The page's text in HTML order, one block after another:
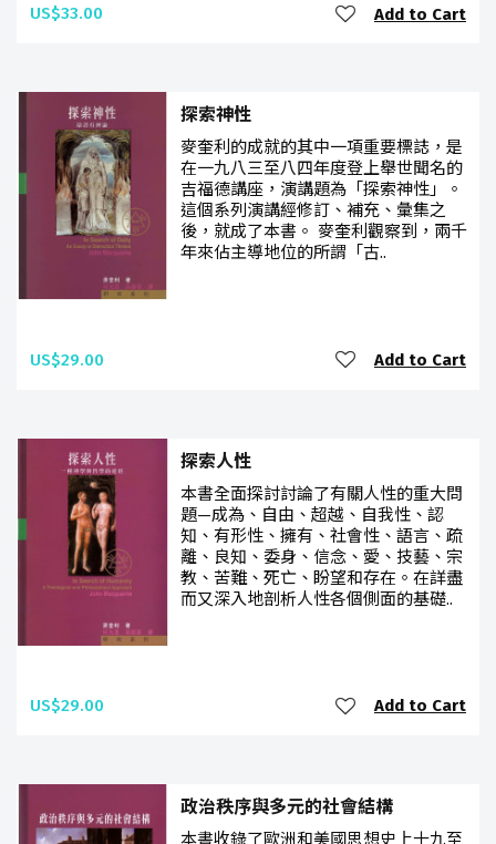
US$33.00 Add to Cart
探索神性
麥奎利的成就的其中一項重要標誌，是
在一九八三至八四年度登上舉世聞名的
吉福德講座，演講題為「探索神性」。
這個系列演講經修訂、補充、彙集之
後，就成了本書。 麥奎利觀察到，兩千
年來佔主導地位的所謂「古..
US$29.00 Add to Cart
探索人性
本書全面探討討論了有關人性的重大問
題—成為、自由、超越、自我性、認
知、有形性、擁有、社會性、語言、疏
離、良知、委身、信念、愛、技藝、宗
教、苦難、死亡、盼望和存在。在詳盡
而又深入地剖析人性各個側面的基礎..
US$29.00 Add to Cart
政治秩序與多元的社會結構
本書收錄了歐洲和美國思想史上十九至